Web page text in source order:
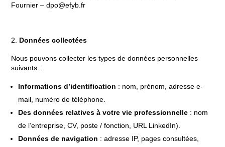
Fournier –dpo@efyb.fr
Données collectées
Nous pouvons collecter les types de données personnelles
suivants :
Informations d’identification : nom, prénom, adresse e-
mail, numéro de téléphone.
Des données relatives à votre vie professionnelle : nom
de l’entreprise, CV, poste / fonction, URL LinkedIn).
Données de navigation : adresse IP, pages consultées,